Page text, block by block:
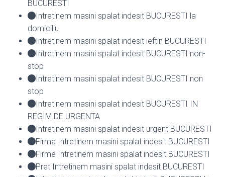
BUCURESTI
Intretinem masini spalat indesit BUCURESTI la
domiciliu
Intretinem masini spalat indesit ieftin BUCURESTI
Intretinem masini spalat indesit BUCURESTI non-
stop
Intretinem masini spalat indesit BUCURESTI non
stop
Intretinem masini spalat indesit BUCURESTI IN
REGIM DE URGENTA
Intretinem masini spalat indesit urgent BUCURESTI
Firma Intretinem masini spalat indesit BUCURESTI
Firme Intretinem masini spalat indesit BUCURESTI
Pret Intretinem masini spalat indesit BUCURESTI